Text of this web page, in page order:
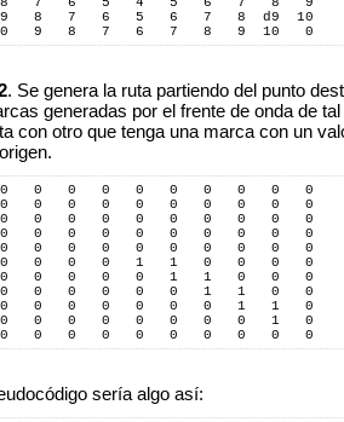
8   7   6   5   6   7   8  d9  10
9   8   7   6   7   8   9  10   0
. Se genera la ruta partiendo del punto
generadas por el frente de onda de
con otro que tenga una marca con un
0   0   0   0   0   0   0   0   0
0   0   0   0   0   0   0   0   0
0   0   0   0   0   0   0   0   0
0   0   0   0   0   0   0   0   0
0   0   0   0   0   0   0   0   0
0   0   0   1   1   0   0   0   0
0   0   0   0   1   1   0   0   0
0   0   0   0   0   1   1   0   0
0   0   0   0   0   0   1   1   0
0   0   0   0   0   0   0   1   0
0   0   0   0   0   0   0   0   0
sería algo así: